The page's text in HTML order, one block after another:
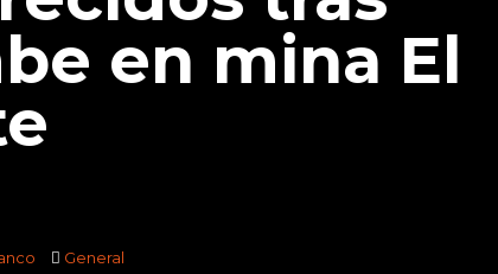
en mina El
General